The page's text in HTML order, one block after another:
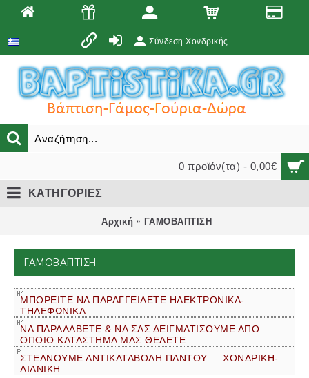
Σύνδεση Χονδρικής
0 προϊόν(τα) - 0,00€
ΚΑΤΗΓΟΡΙΕΣ
Αρχική ΓΑΜΟΒΑΠΤΙΣΗ
ΓΑΜΟΒΑΠΤΙΣΗ
ΜΠΟΡΕΙΤΕ ΝΑ ΠΑΡΑΓΓΕΙΛΕΤΕ ΗΛΕΚΤΡΟΝΙΚΑ-
ΤΗΛΕΦΩΝΙΚΑ
ΝΑ ΠΑΡΑΛΑΒΕΤΕ & ΝΑ ΣΑΣ ΔΕΙΓΜΑΤΙΣΟΥΜΕ ΑΠΟ
ΟΠΟΙΟ ΚΑΤΑΣΤΗΜΑ ΜΑΣ ΘΕΛΕΤΕ
ΣΤΕΛΝΟΥΜΕ ΑΝΤΙΚΑΤΑΒΟΛΗ ΠΑΝΤΟΥ ΧΟΝΔΡΙΚΗ-
ΛΙΑΝΙΚΗ